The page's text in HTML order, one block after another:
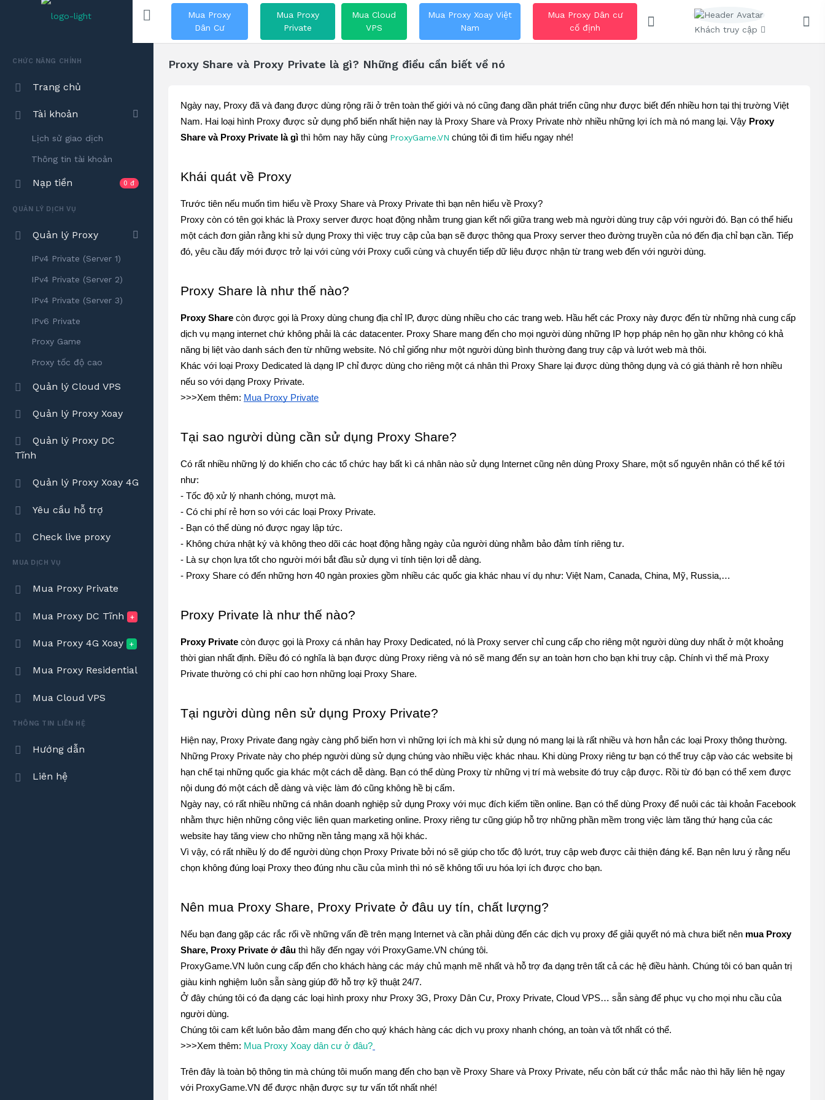
Mua Proxy
Dân Cư
Mua Proxy
Private
Mua Cloud
VPS
Mua Proxy Xoay Việt
Nam
Mua Proxy Dân cư
cố định
Khách truy cập
CHỨC NĂNG CHÍNH
Trang chủ
Tài khoản
Lịch sử giao dịch
Thông tin tài khoản
0 đ
Nạp tiền
QUẢN LÝ DỊCH VỤ
Quản lý Proxy
IPv4 Private (Server 1)
IPv4 Private (Server 2)
IPv4 Private (Server 3)
IPv6 Private
Proxy Game
Proxy tốc độ cao
Quản lý Cloud VPS
Quản lý Proxy Xoay
Quản lý Proxy DC
Tĩnh
Quản lý Proxy Xoay 4G
Yêu cầu hỗ trợ
Check live proxy
MUA DỊCH VỤ
Mua Proxy Private
Mua Proxy DC Tĩnh +
Mua Proxy 4G Xoay +
Mua Proxy Residential
Mua Cloud VPS
THÔNG TIN LIÊN HỆ
Hướng dẫn
Liên hệ
Proxy Share và Proxy Private là gì? Những điều cần biết về nó
Ngày nay, Proxy đã và đang được dùng rộng rãi ở trên toàn thế giới và nó cũng đang dần phát triển cũng như được biết đến nhiều hơn tại thị trường Việt
Nam. Hai loại hình Proxy được sử dụng phổ biến nhất hiện nay là Proxy Share và Proxy Private nhờ nhiều những lợi ích mà nó mang lại. Vậy Proxy
Share và Proxy Private là gì thì hôm nay hãy cùng ProxyGame.VN chúng tôi đi tìm hiểu ngay nhé!
Khái quát về Proxy
Trước tiên nếu muốn tìm hiểu về Proxy Share và Proxy Private thì bạn nên hiểu về Proxy?
Proxy còn có tên gọi khác là Proxy server được hoạt động nhằm trung gian kết nối giữa trang web mà người dùng truy cập với người đó. Bạn có thể hiểu
một cách đơn giản rằng khi sử dụng Proxy thì việc truy cập của bạn sẽ được thông qua Proxy server theo đường truyền của nó đến địa chỉ bạn cần. Tiếp
đó, yêu cầu đấy mới được trở lại với cùng với Proxy cuối cùng và chuyển tiếp dữ liệu được nhận từ trang web đến với người dùng.
Proxy Share là như thế nào?
Proxy Share còn được gọi là Proxy dùng chung địa chỉ IP, được dùng nhiều cho các trang web. Hầu hết các Proxy này được đến từ những nhà cung cấp
dịch vụ mạng internet chứ không phải là các datacenter. Proxy Share mang đến cho mọi người dùng những IP hợp pháp nên họ gần như không có khả
năng bị liệt vào danh sách đen từ những website. Nó chỉ giống như một người dùng bình thường đang truy cập và lướt web mà thôi.
Khác với loại Proxy Dedicated là dạng IP chỉ được dùng cho riêng một cá nhân thì Proxy Share lại được dùng thông dụng và có giá thành rẻ hơn nhiều
nếu so với dạng Proxy Private.
>>>Xem thêm: Mua Proxy Private
Tại sao người dùng cần sử dụng Proxy Share?
Có rất nhiều những lý do khiến cho các tổ chức hay bất kì cá nhân nào sử dụng Internet cũng nên dùng Proxy Share, một số nguyên nhân có thể kể tới
như:
- Tốc độ xử lý nhanh chóng, mượt mà.
- Có chi phí rẻ hơn so với các loại Proxy Private.
- Bạn có thể dùng nó được ngay lập tức.
- Không chứa nhật ký và không theo dõi các hoạt động hằng ngày của người dùng nhằm bảo đảm tính riêng tư.
- Là sự chọn lựa tốt cho người mới bắt đầu sử dụng vì tính tiện lợi dễ dàng.
- Proxy Share có đến những hơn 40 ngàn proxies gồm nhiều các quốc gia khác nhau ví dụ như: Việt Nam, Canada, China, Mỹ, Russia,…
Proxy Private là như thế nào?
Proxy Private còn được gọi là Proxy cá nhân hay Proxy Dedicated, nó là Proxy server chỉ cung cấp cho riêng một người dùng duy nhất ở một khoảng
thời gian nhất định. Điều đó có nghĩa là bạn được dùng Proxy riêng và nó sẽ mang đến sự an toàn hơn cho bạn khi truy cập. Chính vì thế mà Proxy
Private thường có chi phí cao hơn những loại Proxy Share.
Tại người dùng nên sử dụng Proxy Private?
Hiện nay, Proxy Private đang ngày càng phổ biến hơn vì những lợi ích mà khi sử dụng nó mang lại là rất nhiều và hơn hẳn các loại Proxy thông thường.
Những Proxy Private này cho phép người dùng sử dụng chúng vào nhiều việc khác nhau. Khi dùng Proxy riêng tư bạn có thể truy cập vào các website bị
hạn chế tại những quốc gia khác một cách dễ dàng. Bạn có thể dùng Proxy từ những vị trí mà website đó truy cập được. Rồi từ đó bạn có thể xem được
nội dung đó một cách dễ dàng và việc làm đó cũng không hề bị cấm.
Ngày nay, có rất nhiều những cá nhân doanh nghiệp sử dụng Proxy với mục đích kiếm tiền online. Bạn có thể dùng Proxy để nuôi các tài khoản Facebook
nhằm thực hiện những công việc liên quan marketing online. Proxy riêng tư cũng giúp hỗ trợ những phần mềm trong việc làm tăng thứ hạng của các
website hay tăng view cho những nền tảng mạng xã hội khác.
Vì vậy, có rất nhiều lý do để người dùng chọn Proxy Private bởi nó sẽ giúp cho tốc độ lướt, truy cập web được cải thiện đáng kể. Bạn nên lưu ý rằng nếu
chọn không đúng loại Proxy theo đúng nhu cầu của mình thì nó sẽ không tối ưu hóa lợi ích được cho bạn.
Nên mua Proxy Share, Proxy Private ở đâu uy tín, chất lượng?
Nếu bạn đang gặp các rắc rối về những vấn đề trên mạng Internet và cần phải dùng đến các dịch vụ proxy để giải quyết nó mà chưa biết nên mua Proxy
Share, Proxy Private ở đâu thì hãy đến ngay với ProxyGame.VN chúng tôi.
ProxyGame.VN
luôn cung cấp đến cho khách hàng các máy chủ mạnh mẽ nhất và hỗ trợ đa dạng trên tất cả các hệ điều hành. Chúng tôi có ban quản trị
giàu kinh nghiệm luôn sẵn sàng giúp đỡ hỗ trợ kỹ thuật 24/7.
Ở đây chúng tôi có đa dạng các loại hình proxy như Proxy 3G, Proxy Dân Cư, Proxy Private, Cloud VPS… sẵn sàng để phục vụ cho mọi nhu cầu của
người dùng.
Chúng tôi cam kết luôn bảo đảm mang đến cho quý khách hàng các dịch vụ proxy nhanh chóng, an toàn và tốt nhất có thể.
>>>Xem thêm: Mua Proxy Xoay dân cư ở đâu?
Trên đây là toàn bộ thông tin mà chúng tôi muốn mang đến cho bạn về Proxy Share và Proxy Private, nếu còn bất cứ thắc mắc nào thì hãy liên hệ ngay
với ProxyGame.VN để được nhận được sự tư vấn tốt nhất nhé!